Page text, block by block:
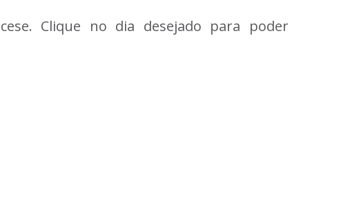
Clique no dia desejado para poder